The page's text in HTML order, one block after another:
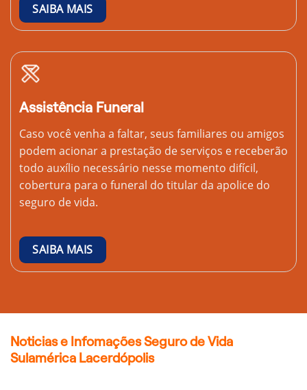
SAIBA MAIS
Assistência Funeral
Caso você venha a faltar, seus familiares ou amigos
podem acionar a prestação de serviços e receberão
todo auxílio necessário nesse momento difícil,
cobertura para o funeral do titular da apolice do
seguro de vida.
SAIBA MAIS
Noticias e Infomações Seguro de Vida
Sulamérica Lacerdópolis